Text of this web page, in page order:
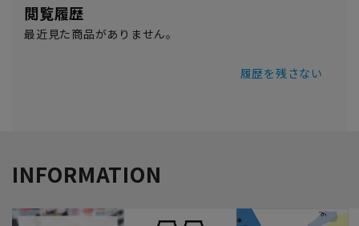
閲覧履歴
最近見た商品がありません。
履歴を残さない
INFORMATION